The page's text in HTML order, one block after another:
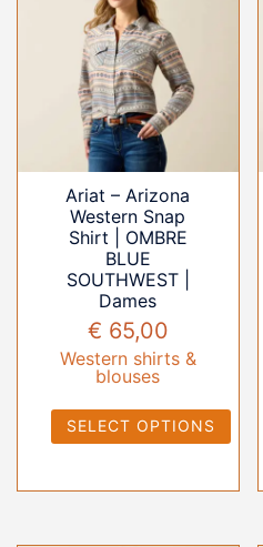
Ariat – Arizona
Western Snap
Shirt | OMBRE
BLUE
SOUTHWEST |
Dames
€ 65,00
Western shirts &
blouses
SELECT OPTIONS